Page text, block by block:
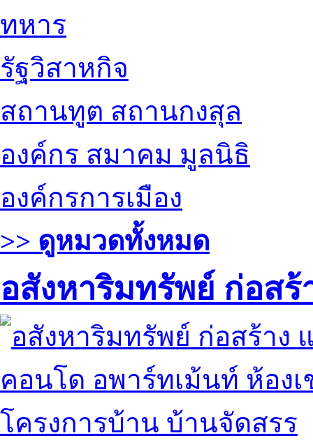
ทหาร
รัฐวิสาหกิจ
สถานทูต สถานกงสุล
องค์กร สมาคม มูลนิธิ
องค์กรการเมือง
>> ดูหมวดทั้งหมด
อสังหาริมทรัพย์ ก่อส
คอนโด อพาร์ทเม้นท์ ห้องเ
โครงการบ้าน บ้านจัดสรร